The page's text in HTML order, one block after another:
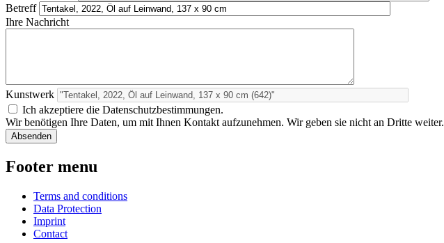
Betreff
Ihre Nachricht
Kunstwerk
Ich akzeptiere die Datenschutzbestimmungen.
Wir benötigen Ihre Daten, um mit Ihnen Kontakt aufzunehmen. Wir geben sie nicht an Dritte weiter.
Footer menu
Terms and conditions
Data Protection
Imprint
Contact